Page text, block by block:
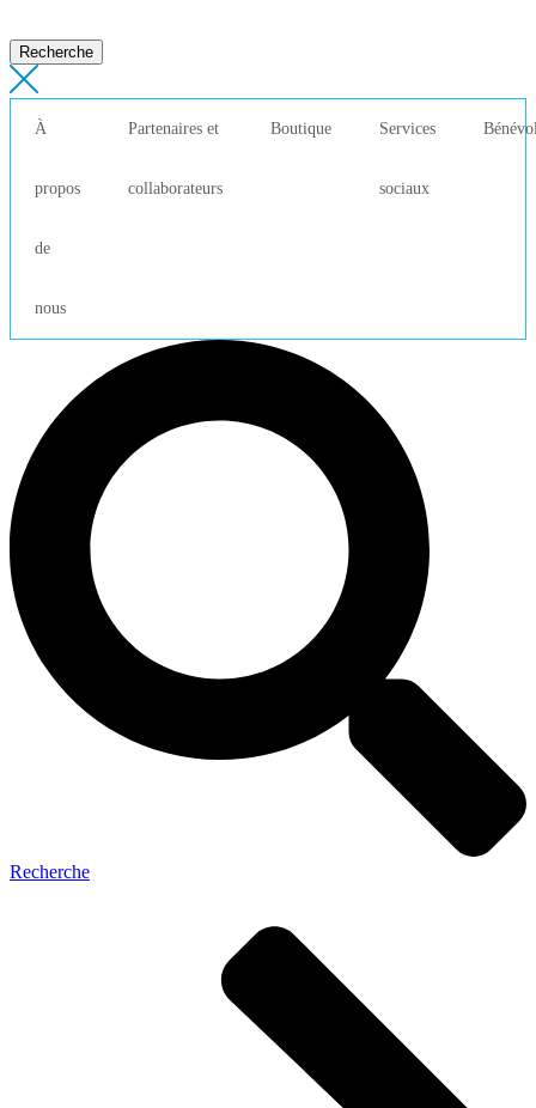
Recherche
À
propos
de
nous
Partenaires et
collaborateurs
Boutique Services
sociaux
Recherche